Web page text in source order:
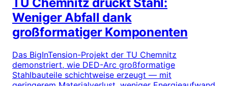
Weniger Abfall dank
großformatiger Komponenten
Das BigInTension-Projekt der TU Chemnitz
demonstriert, wie DED-Arc großformatige
Stahlbauteile schichtweise erzeugt — mit